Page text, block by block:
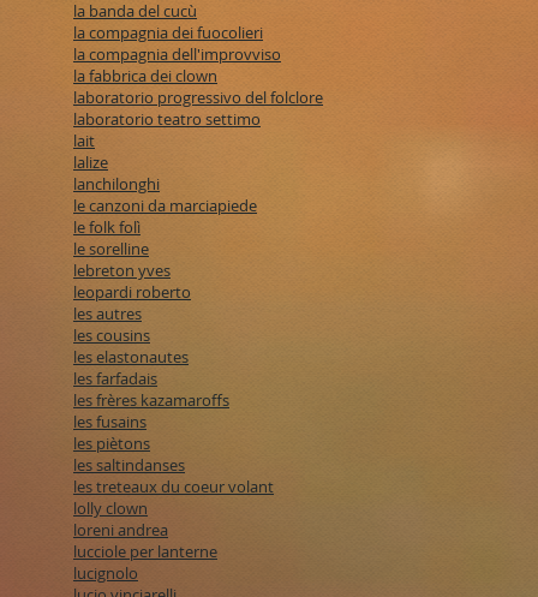
la banda del cucù
la compagnia dei fuocolieri
la compagnia dell'improvviso
la fabbrica dei clown
laboratorio progressivo del folclore
laboratorio teatro settimo
lait
lalize
lanchilonghi
le canzoni da marciapiede
le folk folì
le sorelline
lebreton yves
leopardi roberto
les autres
les cousins
les elastonautes
les farfadais
les frères kazamaroffs
les fusains
les piètons
les saltindanses
les treteaux du coeur volant
lolly clown
loreni andrea
lucciole per lanterne
lucignolo